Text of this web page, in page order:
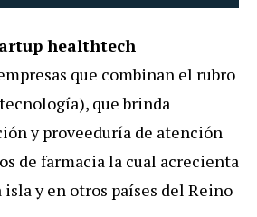
healthtech
que combinan el rubro
que brinda
y proveeduría de atención
de farmacia la cual acrecienta
isla y en otros países del Reino